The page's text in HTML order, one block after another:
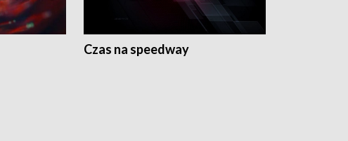
Czas na speedway